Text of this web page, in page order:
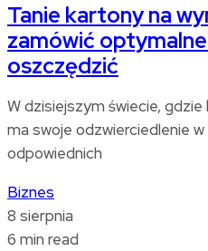
Tanie kartony na
zamówić
oszczędzić
W dzisiejszym świecie,
ma swoje odzwierciedlenie
odpowiednich
Biznes
8 sierpnia
6 min read